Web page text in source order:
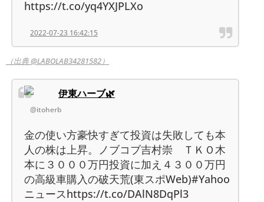
https://t.co/yq4YXJPLXo
2022-07-23 16:42:15
（出典 @LABOLAB34281582）
伊東ハーブ🌿
@itoherb
金の使い方豪快すぎて投資は失敗しても本
人の株は上昇。ノブコブ吉村崇 ＴＫＯ木
本に３０００万円投資に加え４３００万円
の高級車購入の破天荒(東スポWeb)#Yahoo
ニュースhttps://t.co/DAlN8DqPl3